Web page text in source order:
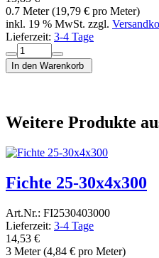
0.7 Meter (19,79 € pro Meter)
inkl. 19 % MwSt. zzgl.
Lieferzeit: 3-4 Tage
In den Warenkorb
Weitere Produkte
Fichte 25-30x4x300
Art.Nr.: FI2530403000
Lieferzeit: 3-4 Tage
14,53 €
3 Meter (4,84 € pro Meter)